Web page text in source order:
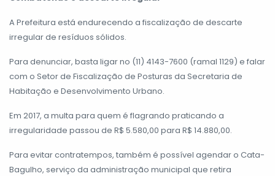
A Prefeitura está endurecendo a fiscalização de descarte
irregular de resíduos sólidos.
Para denunciar, basta ligar no (11) 4143-7600 (ramal 1129) e falar
com o Setor de Fiscalização de Posturas da Secretaria de
Habitação e Desenvolvimento Urbano.
Em 2017, a multa para quem é flagrando praticando a
irregularidade passou de R$ 5.580,00 para R$ 14.880,00.
Para evitar contratempos, também é possível agendar o Cata-
Bagulho, serviço da administração municipal que retira